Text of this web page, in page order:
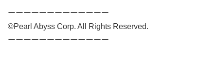
ーーーーーーーーーーーーー
©Pearl Abyss Corp. All Rights Reserved.
ーーーーーーーーーーーーー